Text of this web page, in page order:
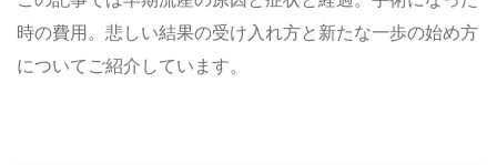
時の費用。悲しい結果の受け入れ方と新たな一歩の始め方
についてご紹介しています。